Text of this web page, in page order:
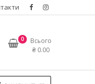
0
Всього
₴ 0.00